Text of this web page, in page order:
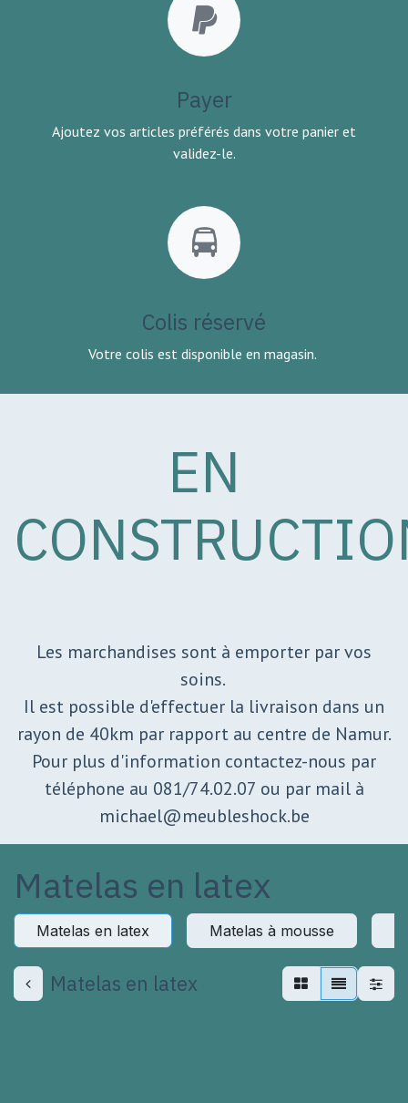
Payer
Ajoutez vos articles préférés dans votre panier et
validez-le.
Colis réservé
Votre colis est disponible en magasin.
EN
Les marchandises sont à emporter par vos
soins.
Il est possible d'effectuer la livraison dans un
rayon de 40km par rapport au centre de Namur.
Pour plus d'information contactez-nous par
téléphone au 081/74.02.07 ou par mail à
michael@meubleshock.be
Matelas en latex
Matelas en latex Matelas à mousse
Matelas en latex